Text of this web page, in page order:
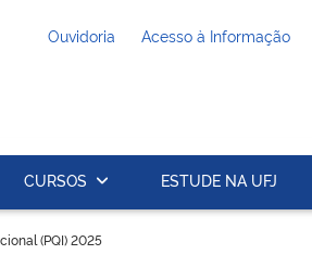
Ouvidoria Acesso à Informação
CURSOS ESTUDE NA UFJ
(PQI) 2025